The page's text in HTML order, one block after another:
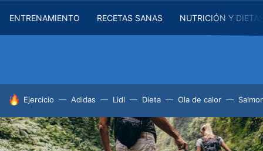
ENTRENAMIENTO RECETAS SANAS NUTRICIÓN Y
HOY SE HABLA DE
Ejercicio Adidas Lidl Dieta Ola de calor